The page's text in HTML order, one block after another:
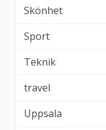
Skönhet
Sport
Teknik
travel
Uppsala